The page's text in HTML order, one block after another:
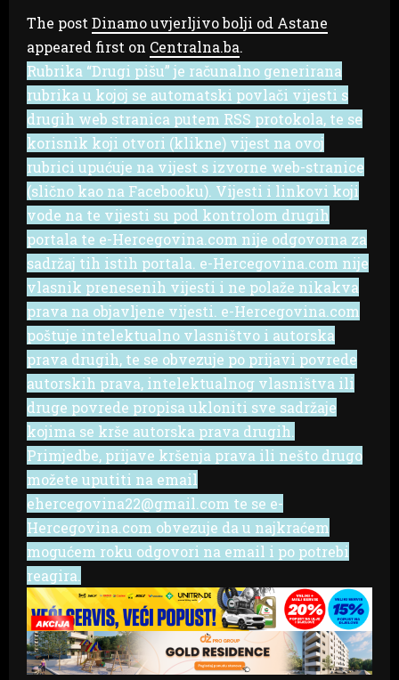
The post Dinamo uvjerljivo bolji od Astane
appeared first on Centralna.ba.
Rubrika “Drugi pišu” je računalno generirana
rubrika u kojoj se automatski povlači vijesti s
drugih web stranica putem RSS protokola, te se
korisnik koji otvori (klikne) vijest na ovoj
rubrici upućuje na vijest s izvorne web-stranice
(slično kao na Facebooku). Vijesti i linkovi koji
vode na te vijesti su pod kontrolom drugih
portala te e-Hercegovina.com nije odgovorna za
sadržaj tih istih portala. e-Hercegovina.com nije
vlasnik prenesenih vijesti i ne polaže nikakva
prava na objavljene vijesti. e-Hercegovina.com
poštuje intelektualno vlasništvo i autorska
prava drugih, te se obvezuje po prijavi povrede
autorskih prava, intelektualnog vlasništva ili
druge povrede propisa ukloniti sve sadržaje
kojima se krše autorska prava drugih.
Primjedbe, prijave kršenja prava ili nešto drugo
možete uputiti na email
ehercegovina22@gmail.com te se e-
Hercegovina.com obvezuje da u najkraćem
mogućem roku odgovori na email i po potrebi
reagira.